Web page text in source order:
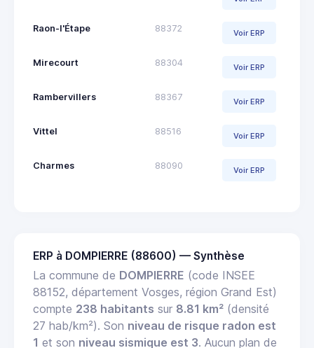
Raon-l'Étape 88372 Voir ERP
Mirecourt 88304 Voir ERP
Rambervillers 88367 Voir ERP
Vittel 88516 Voir ERP
Charmes 88090 Voir ERP
ERP à DOMPIERRE (88600) — Synthèse
La commune de DOMPIERRE (code INSEE
88152, département Vosges, région Grand Est)
compte 238 habitants sur 8.81 km² (densité
27 hab/km²). Son niveau de risque radon est
1 et son niveau sismique est 3. Aucun plan de